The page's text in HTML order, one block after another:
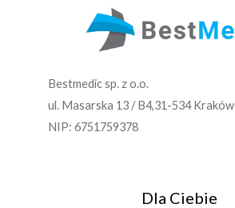
Bestmedic sp. z o.o.
ul. Masarska 13 / B4,31-534 Kraków
NIP: 6751759378
Dla Ciebie